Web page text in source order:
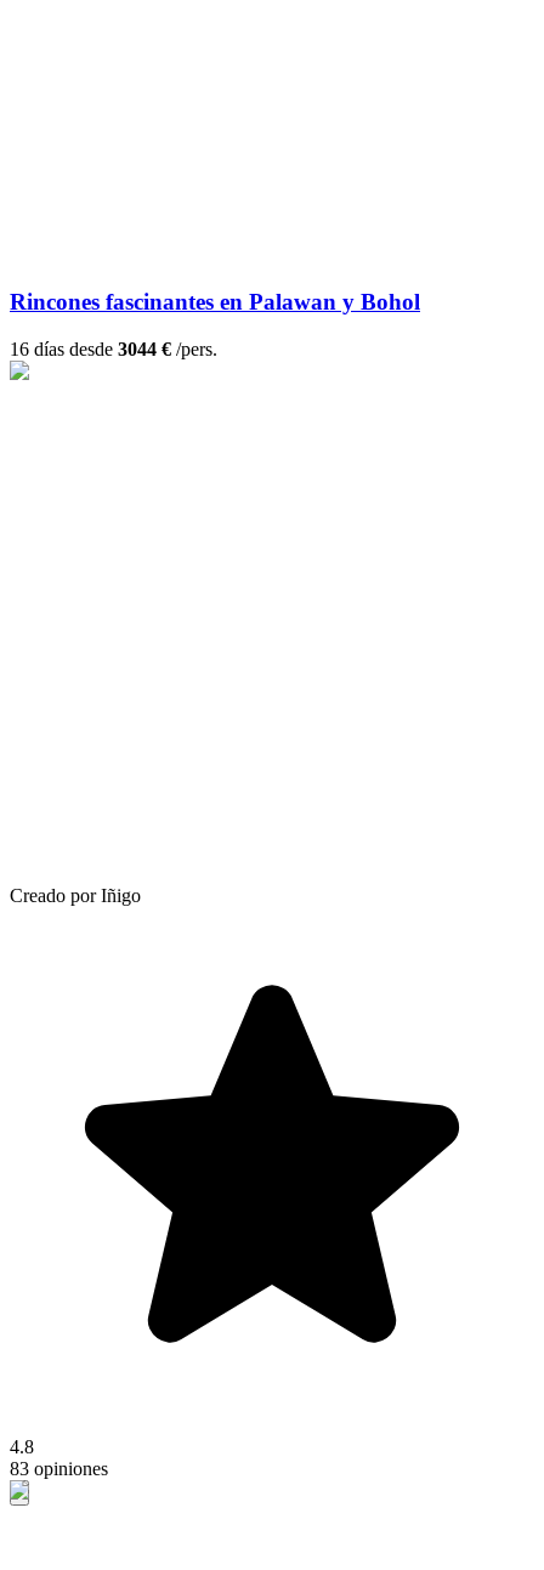
Rincones fascinantes en Palawan y Bohol
16 días desde 3044 € /pers.
Creado por Iñigo
4.8
83 opiniones